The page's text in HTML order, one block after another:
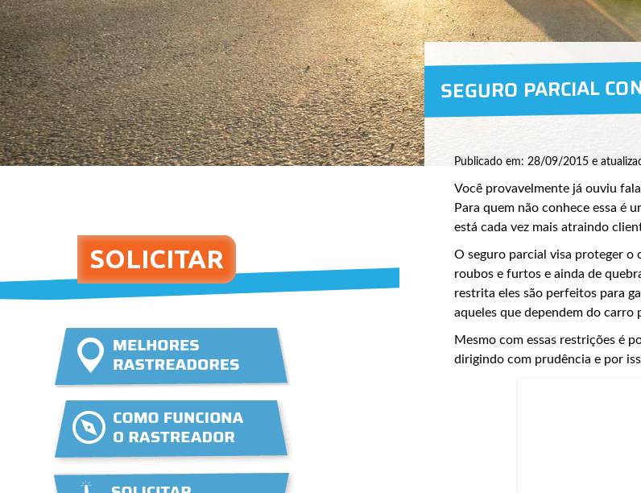
SEGURO PARCIAL
Publicado em: 28/09/2015 e
Você provavelmente já ouviu
Para quem não conhece essa é
está cada vez mais atraindo
O seguro parcial visa proteger o
roubos e furtos e ainda de
restrita eles são perfeitos para
aqueles que dependem do carro
Mesmo com essas restrições é
dirigindo com prudência e por